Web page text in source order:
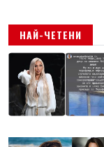
НАЙ-ЧЕТЕНИ